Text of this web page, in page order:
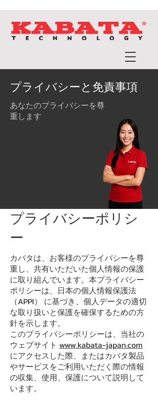
プライバシーと免責事項
あなたのプライバシーを尊
重します
プライバシーポリシ
ー
カバタは、お客様のプライバシーを尊
重し、共有いただいた個人情報の保護
に取り組んでいます。本プライバシー
ポリシーは、日本の個人情報保護法
（APPI） に基づき、個人データの適切
な取り扱いと保護を確保するための方
針を示します。
このプライバシーポリシーは、当社の
ウェブサイト www.kabata-japan.com
にアクセスした際、またはカバタ製品
やサービスをご利用いただく際の情報
の収集、使用、保護について説明して
います。